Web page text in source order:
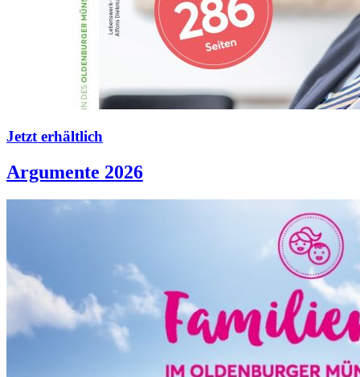
Jetzt erhältlich
Argumente 2026